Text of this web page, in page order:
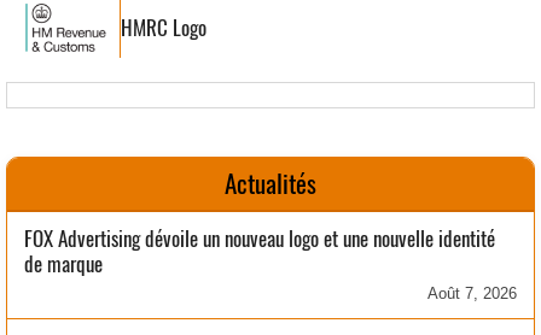
HMRC Logo
Actualités
FOX Advertising dévoile un nouveau logo et une nouvelle identité
de marque
Août 7, 2026